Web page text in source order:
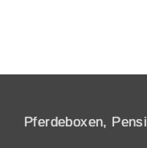
Pferdeboxen,